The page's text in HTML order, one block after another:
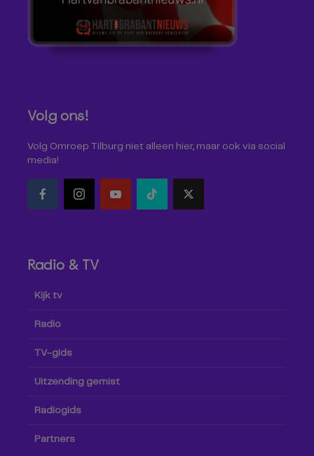
Volg ons!
Volg Omroep Tilburg niet alleen hier, maar ook via social
media!
Radio & TV
Kijk tv
Radio
TV-gids
Uitzending gemist
Radiogids
Partners